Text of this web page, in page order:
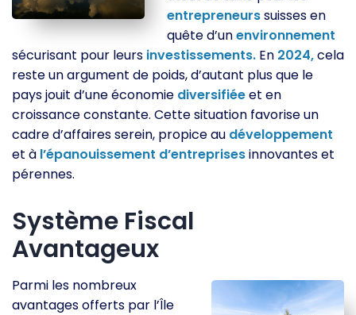
entrepreneurssuisses en
quête d’unenvironnement
sécurisant pour leurs investissements. En 2024,cela
reste un argument de poids, d’autant plus que le
pays jouit d’une économie diversifiéeet en
croissance constante. Cette situation favorise un
cadre d’affaires serein, propice au développement
et à l’épanouissement d’entreprisesinnovantes et
pérennes.
Système Fiscal
Avantageux
Parmi les nombreux
avantages offerts par l’Île